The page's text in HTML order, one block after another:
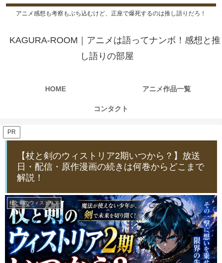
アニメ感想も考察もぶち込むけど、正座で爆死するのは推し語りだろ！
KAGURA-ROOM｜アニメは語ってナンボ！感想と推
し語りの部屋
HOME アニメ作品一覧
コンタクト
PR
【杖と剣のウィストリア2期いつから？】放送
日・配信・原作漫画の続きは何巻からどこまで
解説！
杖と剣のウィストリア